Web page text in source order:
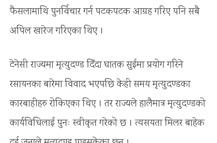
फैसलामाथि पुनर्विचार गर्न पटकपटक आग्रह गरिए पनि सबै
अपिल खारेज गरिएका थिए ।
टेनेसी राज्यमा मृत्युदण्ड दिँदा घातक सुईमा प्रयोग गरिने
रसायनका बारेमा विवाद भएपछि केही समय मृत्युदण्डका
कारबाहीहरु रोकिएका थिए । तर राज्यले हालैमात्र मृत्युदण्डको
कार्यविधिलाई पुनः स्वीकृत गरेको छ । त्यसयता मिलर बाहेक